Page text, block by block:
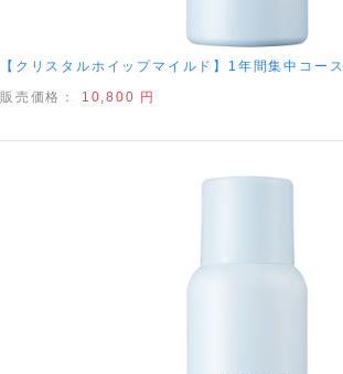
【クリスタルホイップマイルド】1年間集中コース
販売価格： 10,800 円